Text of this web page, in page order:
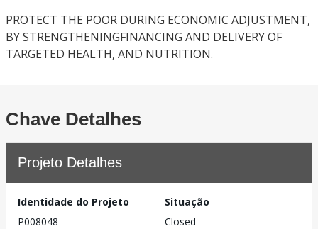
PROTECT THE POOR DURING ECONOMIC ADJUSTMENT,
BY STRENGTHENINGFINANCING AND DELIVERY OF
TARGETED HEALTH, AND NUTRITION.
Chave Detalhes
Projeto Detalhes
Identidade do Projeto
P008048
Situação
Closed